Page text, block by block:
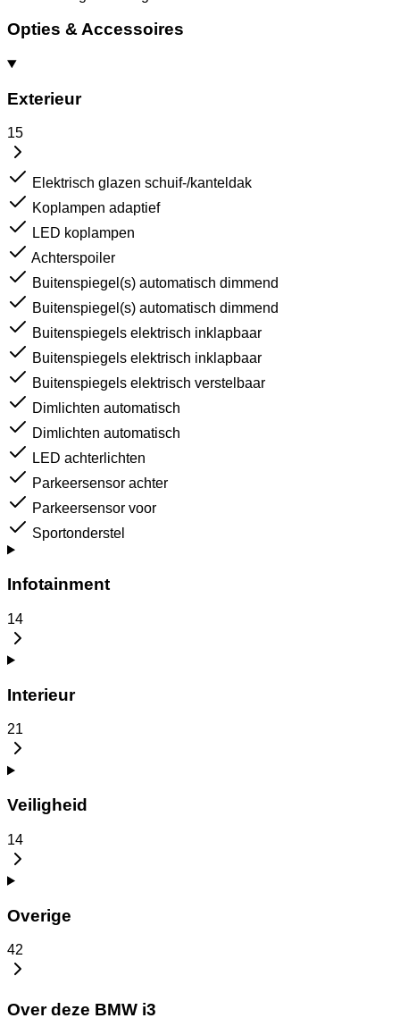
Opties & Accessoires
Exterieur
15
Elektrisch glazen schuif-/kanteldak
Koplampen adaptief
LED koplampen
Achterspoiler
Buitenspiegel(s) automatisch dimmend
Buitenspiegel(s) automatisch dimmend
Buitenspiegels elektrisch inklapbaar
Buitenspiegels elektrisch inklapbaar
Buitenspiegels elektrisch verstelbaar
Dimlichten automatisch
Dimlichten automatisch
LED achterlichten
Parkeersensor achter
Parkeersensor voor
Sportonderstel
Infotainment
14
Interieur
21
Veiligheid
14
Overige
42
Over deze BMW i3